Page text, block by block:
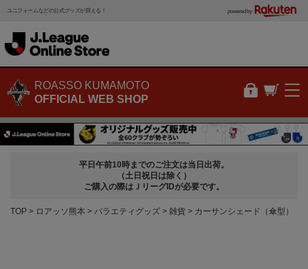
ユニフォームなどの公式グッズが買える！ powered by
ROASSO KUMAMOTO
OFFICIAL WEB SHOP
平日午前10時までのご注文は当日出荷。
（土日祝日は除く）
ご購入の際はＪリーグIDが必要です。
TOP ロアッソ熊本 バラエティグッズ 雑貨 カーサンシェード（傘型）